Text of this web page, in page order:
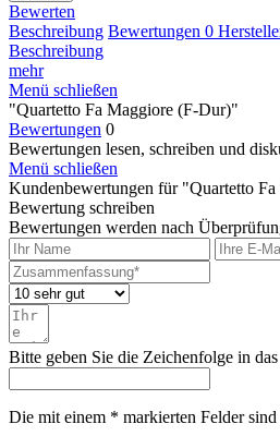
Bewerten
Beschreibung Bewertungen 0
Beschreibung
mehr
Menü schließen
"Quartetto Fa Maggiore (F-Dur)"
Bewertungen 0
Bewertungen lesen, schreiben und
Menü schließen
Kundenbewertungen für "Quartetto
Bewertung schreiben
Bewertungen werden nach
Bitte geben Sie die Zeichenfolge in
Die mit einem * markierten Felder